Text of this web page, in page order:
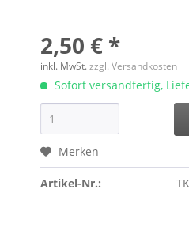
2,50 € *
inkl. MwSt.zzgl. Versandkosten
Sofort versandfertig,
Merken
Artikel-Nr.: